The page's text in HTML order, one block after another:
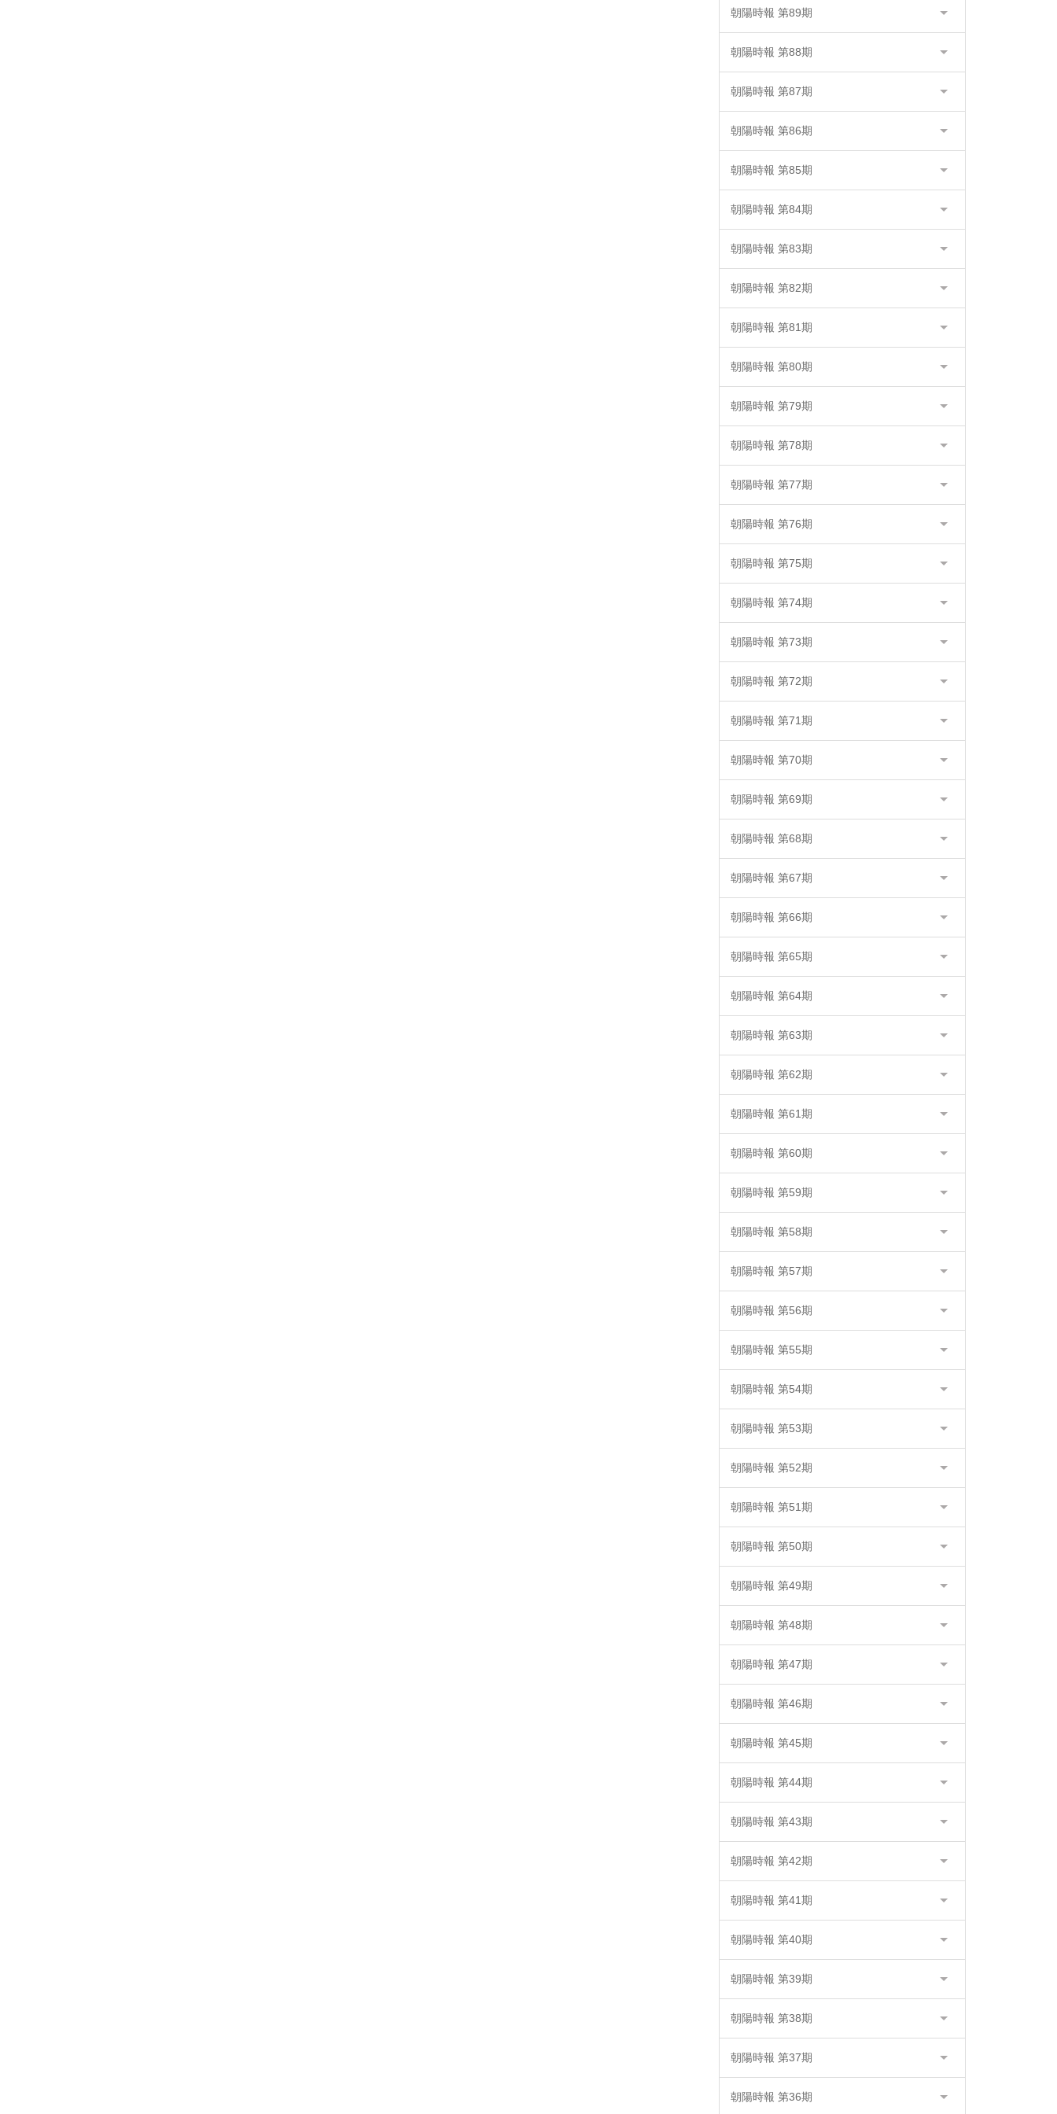
朝陽時報 第89期
朝陽時報 第88期
朝陽時報 第87期
朝陽時報 第86期
朝陽時報 第85期
朝陽時報 第84期
朝陽時報 第83期
朝陽時報 第82期
朝陽時報 第81期
朝陽時報 第80期
朝陽時報 第79期
朝陽時報 第78期
朝陽時報 第77期
朝陽時報 第76期
朝陽時報 第75期
朝陽時報 第74期
朝陽時報 第73期
朝陽時報 第72期
朝陽時報 第71期
朝陽時報 第70期
朝陽時報 第69期
朝陽時報 第68期
朝陽時報 第67期
朝陽時報 第66期
朝陽時報 第65期
朝陽時報 第64期
朝陽時報 第63期
朝陽時報 第62期
朝陽時報 第61期
朝陽時報 第60期
朝陽時報 第59期
朝陽時報 第58期
朝陽時報 第57期
朝陽時報 第56期
朝陽時報 第55期
朝陽時報 第54期
朝陽時報 第53期
朝陽時報 第52期
朝陽時報 第51期
朝陽時報 第50期
朝陽時報 第49期
朝陽時報 第48期
朝陽時報 第47期
朝陽時報 第46期
朝陽時報 第45期
朝陽時報 第44期
朝陽時報 第43期
朝陽時報 第42期
朝陽時報 第41期
朝陽時報 第40期
朝陽時報 第39期
朝陽時報 第38期
朝陽時報 第37期
朝陽時報 第36期